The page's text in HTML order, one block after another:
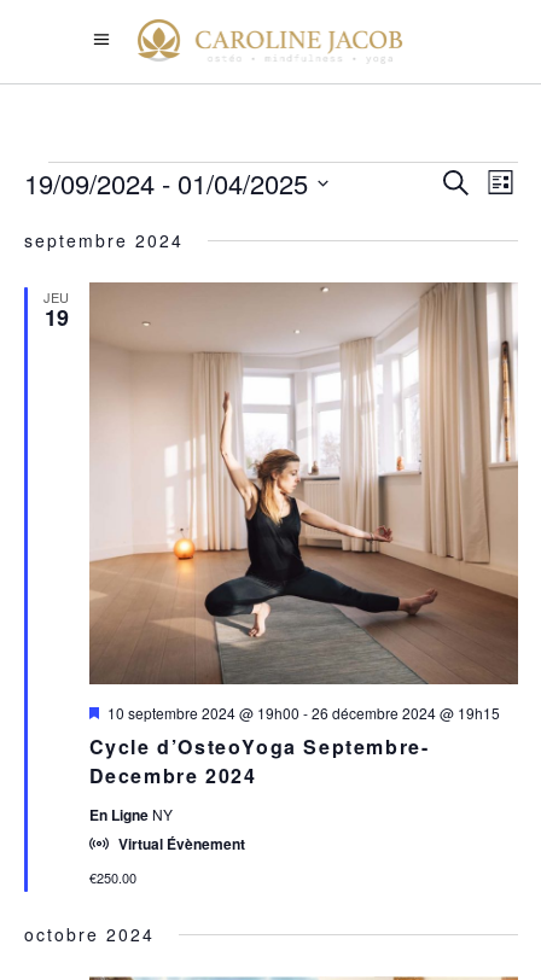
ET
DE
Recherche
Liste
19/09/2024 - 01/04/2025
une
date.
septembre 2024
JEU
19
Cycle d’OsteoYoga Septembre-
Decembre 2024
Mis
avant
10 septembre 2024 @ 19h00 -26 décembre 2024 @ 19h15
En Ligne NY
Virtual Évènement
€250.00
octobre 2024